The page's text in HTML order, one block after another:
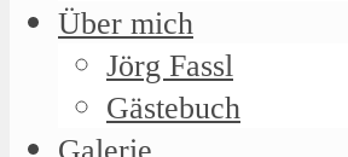
Über mich
Jörg Fassl
Gästebuch
Galerie